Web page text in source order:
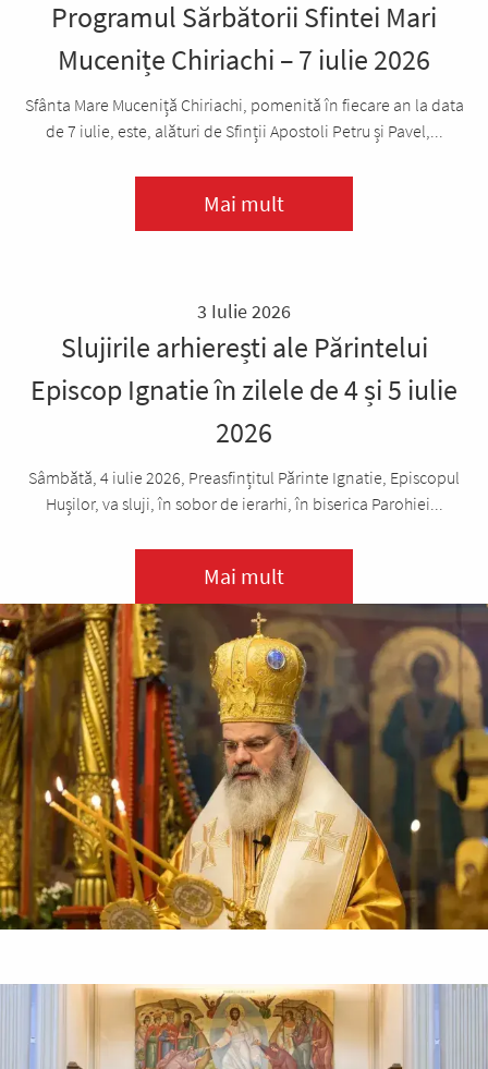
Programul Sărbătorii Sfintei Mari
Mucenițe Chiriachi – 7 iulie 2026
Sfânta Mare Muceniță Chiriachi, pomenită în fiecare an la data
de 7 iulie, este, alături de Sfinții Apostoli Petru și Pavel,...
Mai mult
3 Iulie 2026
Slujirile arhierești ale Părintelui
Episcop Ignatie în zilele de 4 și 5 iulie
2026
Sâmbătă, 4 iulie 2026, Preasfințitul Părinte Ignatie, Episcopul
Hușilor, va sluji, în sobor de ierarhi, în biserica Parohiei...
Mai mult